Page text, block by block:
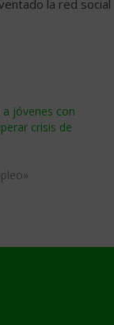
la red social
a jóvenes con
crisis de